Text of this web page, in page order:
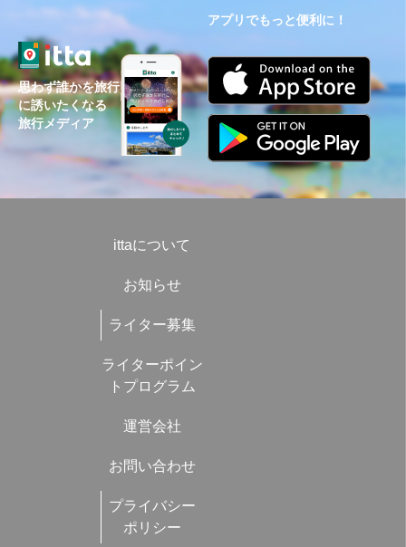
思わず誰かを旅行
に誘いたくなる
旅行メディア
アプリでもっと便利に！
ittaについて
お知らせ
ライター募集
ライターポイン
トプログラム
運営会社
お問い合わせ
プライバシー
ポリシー